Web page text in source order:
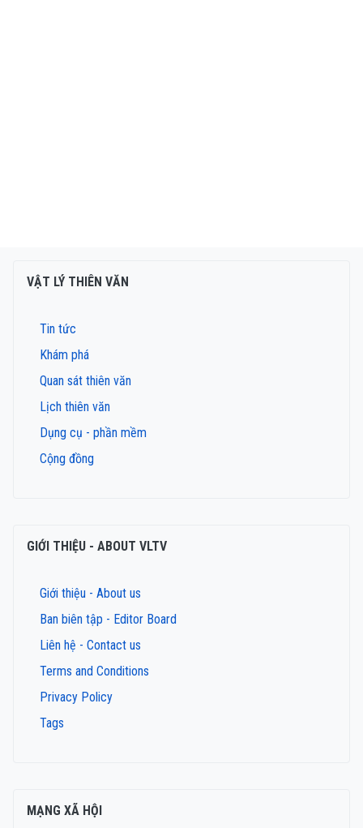
VẬT LÝ THIÊN VĂN
Tin tức
Khám phá
Quan sát thiên văn
Lịch thiên văn
Dụng cụ - phần mềm
Cộng đồng
GIỚI THIỆU - ABOUT VLTV
Giới thiệu - About us
Ban biên tập - Editor Board
Liên hệ - Contact us
Terms and Conditions
Privacy Policy
Tags
MẠNG XÃ HỘI